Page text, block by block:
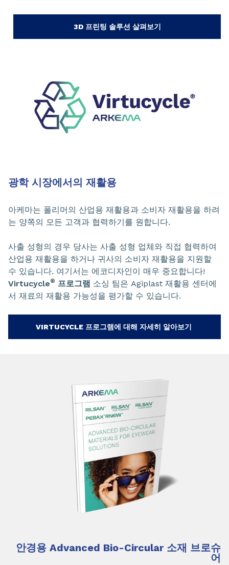
3D 프린팅 솔루션 살펴보기
광학 시장에서의 재활용
아케마는 폴리머의 산업용 재활용과 소비자 재활용을 하려
는 양쪽의 모든 고객과 협력하기를 원합니다.
사출 성형의 경우 당사는 사출 성형 업체와 직접 협력하여
산업용 재활용을 하거나 귀사의 소비자 재활용을 지원할
수 있습니다. 여기서는 에코디자인이 매우 중요합니다!
Virtucycle® 프로그램 소싱 팀은 Agiplast 재활용 센터에
서 재료의 재활용 가능성을 평가할 수 있습니다.
VIRTUCYCLE 프로그램에 대해 자세히 알아보기
안경용 Advanced Bio-Circular 소재 브로슈
어